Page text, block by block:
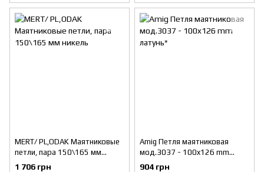
MERT/ PL,ODAK Маятниковые
петли, пара 150\165 мм
никель
1 706 грн
Amig Петля маятниковая
мод.3037 - 100x126 mm
латунь*
904 грн